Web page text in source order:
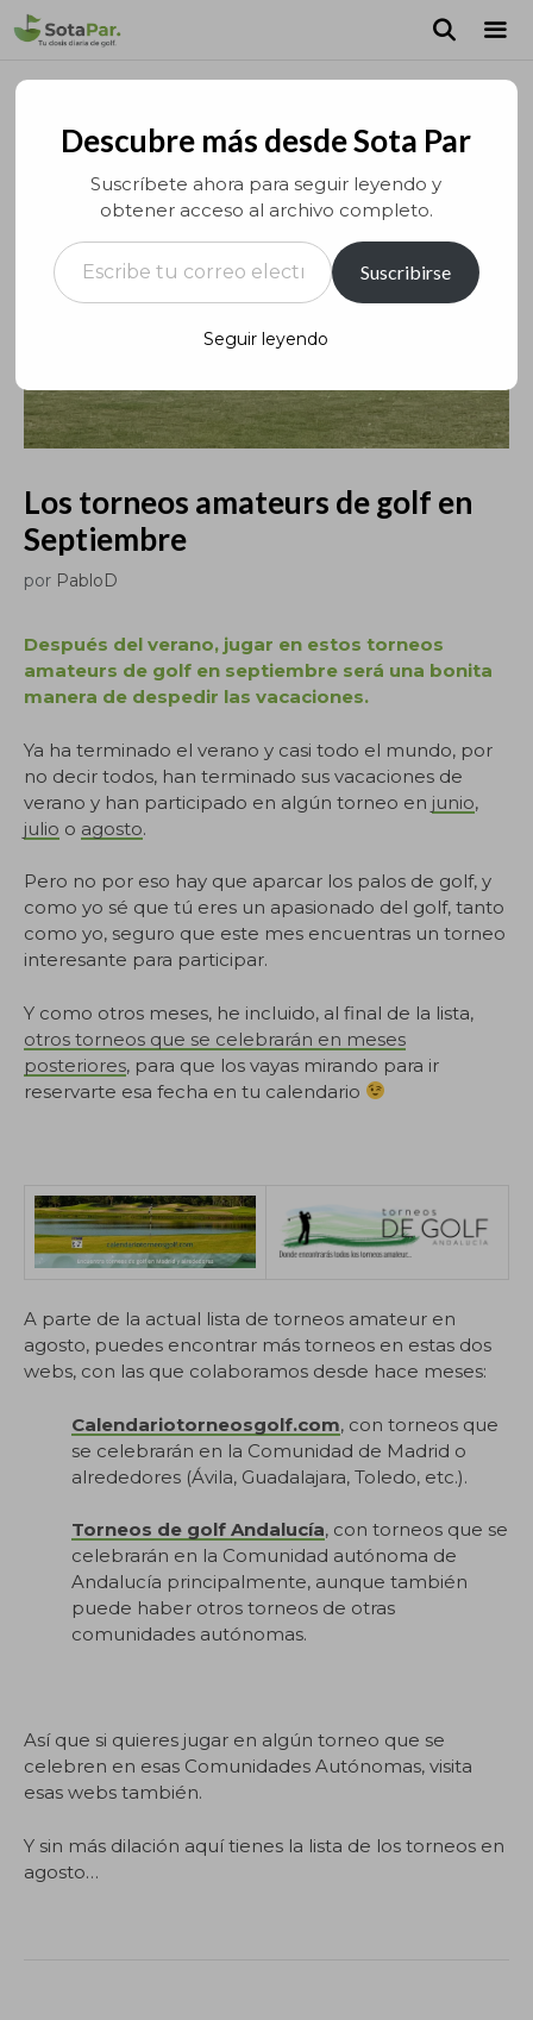
Saltar
Los torneos amateurs de golf en
Septiembre
por PabloD
Después del verano, jugar en estos torneos
amateurs de golf en septiembre será una bonita
manera de despedir las vacaciones.
Ya ha terminado el verano y casi todo el mundo, por
no decir todos, han terminado sus vacaciones de
verano y han participado en algún torneo en junio,
julio o agosto.
Pero no por eso hay que aparcar los palos de golf, y
como yo sé que tú eres un apasionado del golf, tanto
como yo, seguro que este mes encuentras un torneo
interesante para participar.
Y como otros meses, he incluido, al final de la lista,
otros torneos que se celebrarán en meses
posteriores, para que los vayas mirando para ir
reservarte esa fecha en tu calendario
A parte de la actual lista de torneos amateur en
agosto, puedes encontrar más torneos en estas dos
webs, con las que colaboramos desde hace meses:
Calendariotorneosgolf.com, con torneos que
se celebrarán en la Comunidad de Madrid o
alrededores (Ávila, Guadalajara, Toledo, etc.).
Torneos de golf Andalucía, con torneos que se
celebrarán en la Comunidad autónoma de
Andalucía principalmente, aunque también
puede haber otros torneos de otras
comunidades autónomas.
Así que si quieres jugar en algún torneo que se
celebren en esas Comunidades Autónomas, visita
esas webs también.
Y sin más dilación aquí tienes la lista de los torneos en
agosto…
Descubre más desde Sota Par
Suscríbete ahora para seguir leyendo y
obtener acceso al archivo completo.
Escribe tu correo electrónico…
Suscribirse
Seguir leyendo